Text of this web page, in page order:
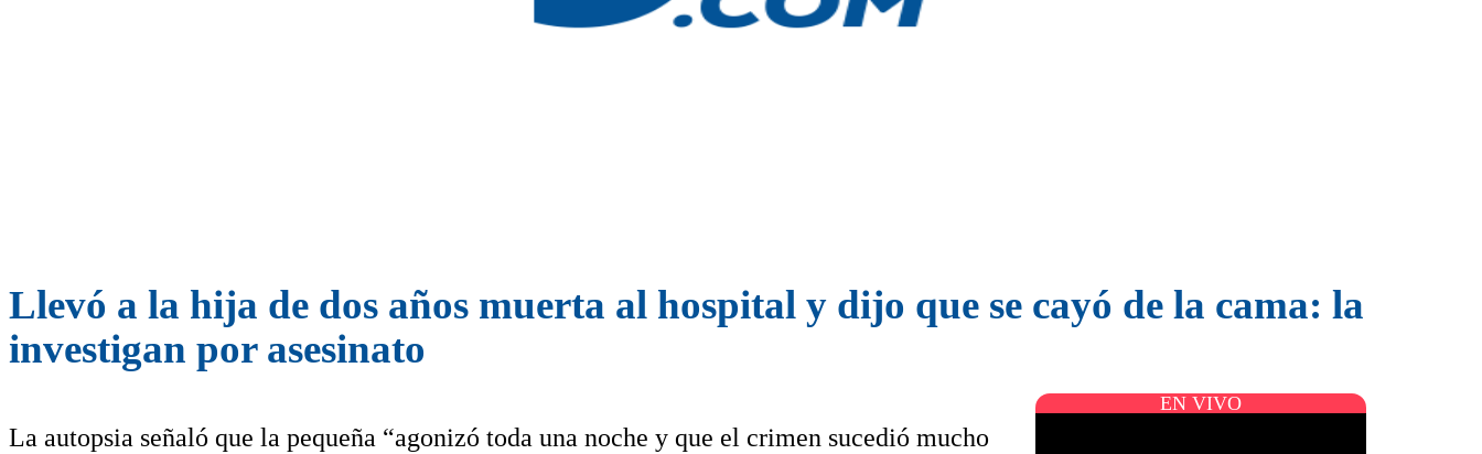
Llevó a la hija de dos años muerta al hospital y dijo que se cayó de la cama: la
investigan por asesinato
La autopsia señaló que la pequeña “agonizó toda una noche y que el crimen sucedió mucho
EN VIVO